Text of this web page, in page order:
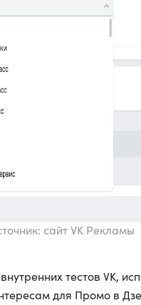
сайт VK Рекламы
тестов VK,
для Промо в